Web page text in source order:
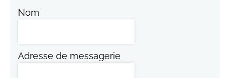
Nom
Adresse de messagerie